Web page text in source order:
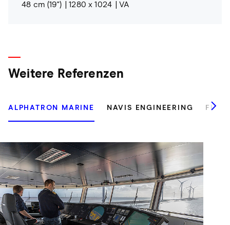
48 cm (19") 1280 x 1024 VA
Weitere Referenzen
ALPHATRON MARINE NAVIS ENGINEERING FULL